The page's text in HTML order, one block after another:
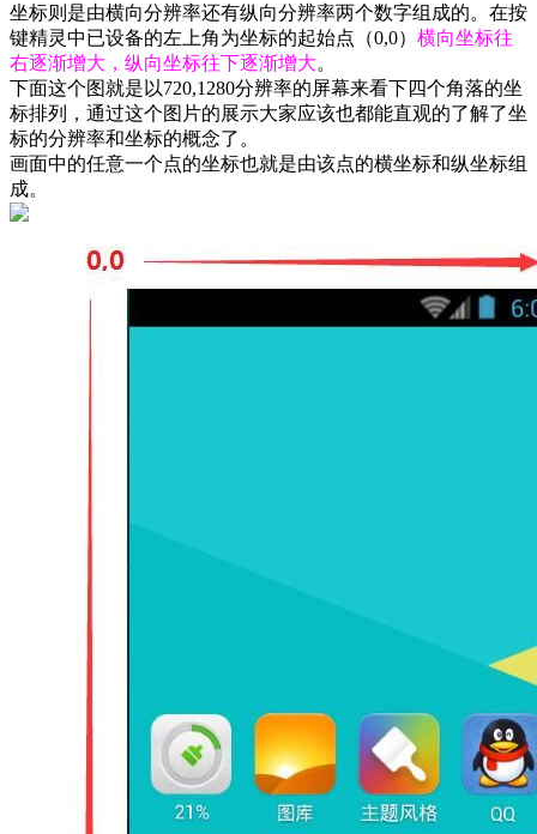
坐标则是由横向分辨率还有纵向分辨率两个数字组成的。在按
键精灵中已设备的左上角为坐标的起始点（0,0） 横向坐标往
右逐渐增大，纵向坐标往下逐渐增大。
下面这个图就是以720,1280分辨率的屏幕来看下四个角落的坐
标排列，通过这个图片的展示大家应该也都能直观的了解了坐
标的分辨率和坐标的概念了。
画面中的任意一个点的坐标也就是由该点的横坐标和纵坐标组
成。